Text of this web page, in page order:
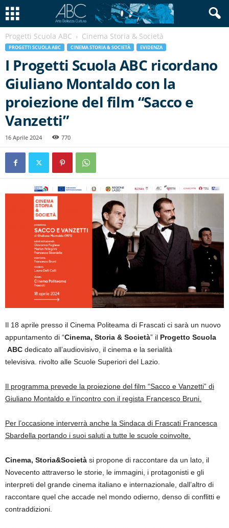
Progetti Scuola ABC Cinema Storia & Società
PROGETTI SCUOLA ABC CINEMA STORIA & SOCIETÀ EVIDENZA
I Progetti Scuola ABC ricordano
Giuliano Montaldo con la
proiezione del film “Sacco e
Vanzetti”
16 Aprile 2024 770
Il 18 aprile presso il Cinema Politeama di Frascati ci sarà un nuovo
appuntamento di “Cinema, Storia & Società” il Progetto Scuola
ABC dedicato all’audiovisivo, il cinema e la serialità
televisiva. rivolto alle Scuole Superiori del Lazio.
Il programma prevede la proiezione del film “Sacco e Vanzetti” di
Giuliano Montaldo e l’incontro con il regista Francesco Bruni.
Per l’occasione interverrà anche la Sindaca di Frascati Francesca
Sbardella portando i suoi saluti a tutte le scuole coinvolte.
Cinema, Storia&Società si propone di raccontare da un lato, il
Novecento attraverso le storie, le immagini, i protagonisti e gli
interpreti del grande cinema italiano e internazionale, dall’altro di
raccontare quel che accade nel mondo odierno, denso di conflitti e
contraddizioni.